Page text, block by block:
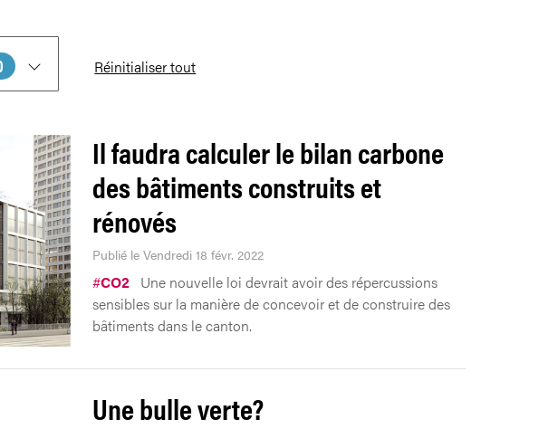
Réinitialiser tout
Il faudra calculer le bilan carbone
des bâtiments construits et
rénovés
Publié le Vendredi 18 févr. 2022
#CO2 Une nouvelle loi devrait avoir des répercussions
sensibles sur la manière de concevoir et de construire des
bâtiments dans le canton.
Une bulle verte?